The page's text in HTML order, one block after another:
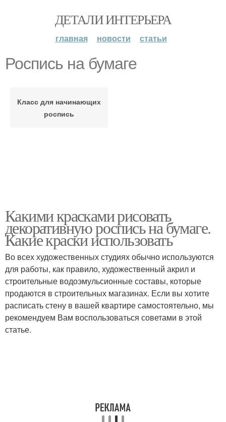
ДЕТАЛИ ИНТЕРЬЕРА
главная новости статьи
Роспись на бумаге
Класс для начинающих
роспись
Какими красками рисовать
декоративную роспись на бумаге.
Какие краски использовать
Во всех художественных студиях обычно используются
для работы, как правило, художественный акрил и
строительные водоэмульсионные составы, которые
продаются в строительных магазинах. Если вы хотите
расписать стену в вашей квартире самостоятельно, мы
рекомендуем Вам воспользоваться советами в этой
статье.